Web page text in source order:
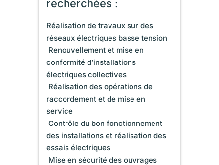
recherchées :
Réalisation de travaux sur des
réseaux électriques basse tension
 Renouvellement et mise en
conformité d’installations
électriques collectives
 Réalisation des opérations de
raccordement et de mise en
service
 Contrôle du bon fonctionnement
des installations et réalisation des
essais électriques
 Mise en sécurité des ouvrages